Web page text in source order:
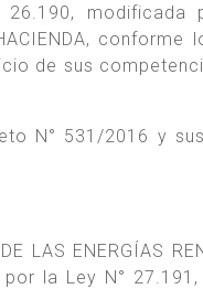
26.190,
HACIENDA,
de sus
N° 531/2016 y
LAS ENERGÍAS
la Ley N° 27.191,